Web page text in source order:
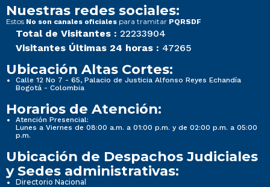
Nuestras redes sociales:
Estos No son canales oficiales para tramitar PQRSDF
Total de Visitantes : 22233904
Visitantes Últimas 24 horas : 47265
Ubicación Altas Cortes:
Calle 12 No 7 - 65, Palacio de Justicia Alfonso Reyes Echandía
Bogotá - Colombia
Horarios de Atención:
Atención Presencial:
Lunes a Viernes de 08:00 a.m. a 01:00 p.m. y de 02:00 p.m. a 05:00
p.m.
Ubicación de Despachos Judiciales
y Sedes administrativas:
Directorio Nacional